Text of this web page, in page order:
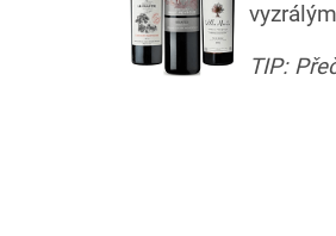
vyzrálým
TIP: